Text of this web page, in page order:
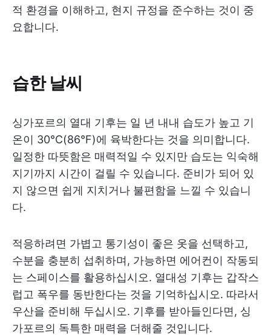
적 환경을 이해하고, 현지 규정을 준수하는 것이 중
요합니다.
습한 날씨
싱가포르의 열대 기후는 일 년 내내 습도가 높고 기
온이 30°C(86°F)에 육박한다는 것을 의미합니다.
일정한 따뜻함은 매력적일 수 있지만 습도는 익숙해
지기까지 시간이 걸릴 수 있습니다. 준비가 되어 있
지 않으면 쉽게 지치거나 불편함을 느낄 수 있습니
다.
적응하려면 가볍고 통기성이 좋은 옷을 선택하고,
수분을 충분히 섭취하며, 가능하면 에어컨이 작동되
는 스페이스를 활용하십시오. 열대성 기후는 갑작스
럽고 폭우를 동반한다는 것을 기억하십시오. 따라서
우산을 준비해 두십시오. 기후를 받아들인다면, 싱
가포르의 독특한 매력을 더해줄 것입니다.